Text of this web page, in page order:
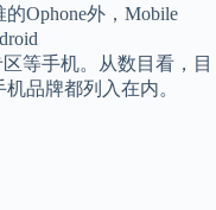
Ophone外，Mobile
等手机。从数目看，目
品牌都列入在内。